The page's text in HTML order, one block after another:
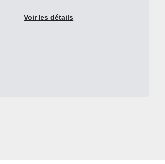
Voir les détails